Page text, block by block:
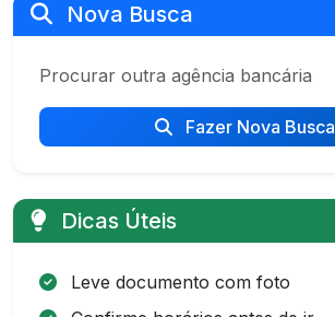
Nova Busca
Procurar outra agência bancária
Fazer Nova Busca
Dicas Úteis
Leve documento com foto